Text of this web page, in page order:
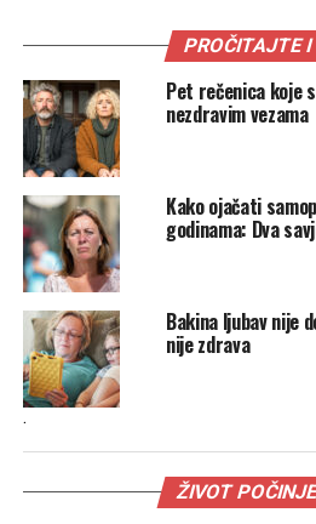
PROČITAJTE I
Pet rečenica koje
nezdravim vezama
Kako ojačati
godinama: Dva
Bakina ljubav nije
nije zdrava
.
ŽIVOT